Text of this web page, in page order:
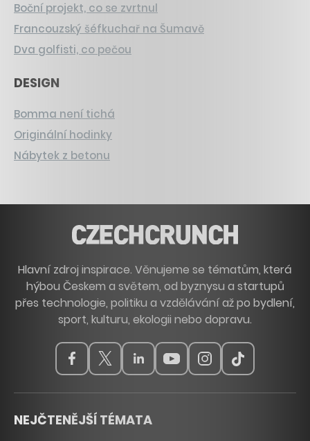
Boční projekt, co se zvrtnul
Francouzský šéfkuchař na Šumavě
Dva golfisti, co pečou
DESIGN
Bomma není tichá
Originální hodinky
Nábytek z betonu
Hlavní zdroj inspirace. Věnujeme se tématům, která
hýbou Českem a světem, od byznysu a startupů
přes technologie, politiku a vzdělávání až po bydlení,
sport, kulturu, ekologii nebo dopravu.
NEJČTENĚJŠÍ TÉMATA